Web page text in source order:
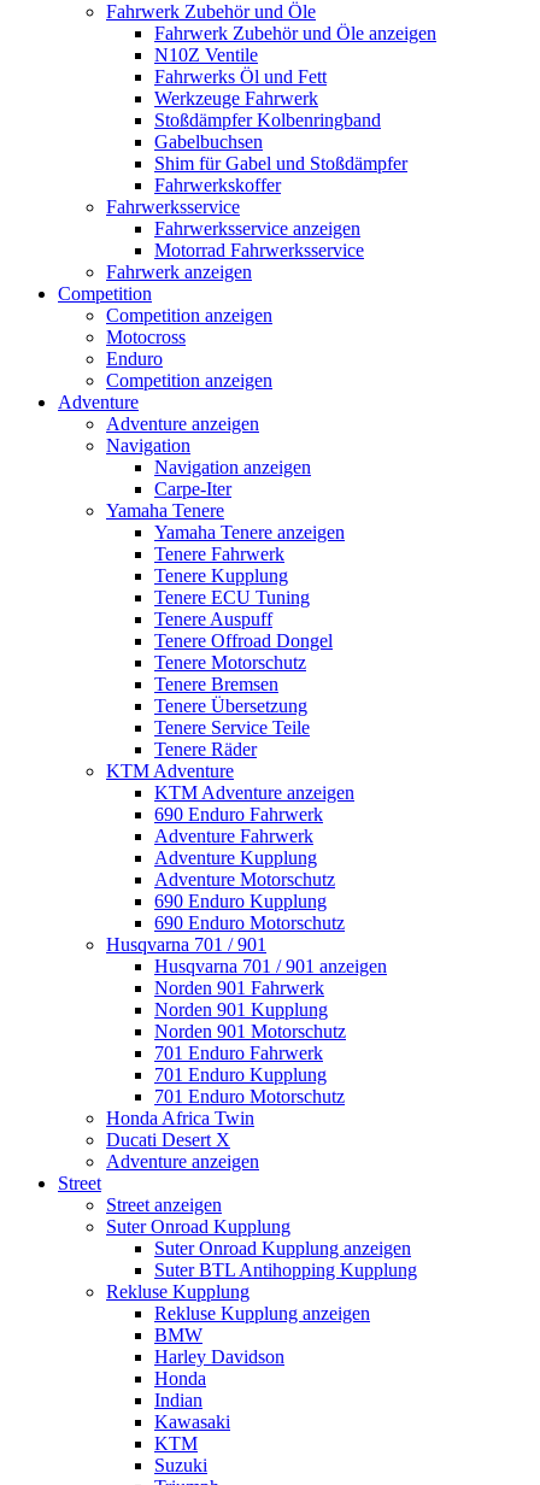
Fahrwerk Zubehör und Öle
Fahrwerk Zubehör und Öle anzeigen
N10Z Ventile
Fahrwerks Öl und Fett
Werkzeuge Fahrwerk
Stoßdämpfer Kolbenringband
Gabelbuchsen
Shim für Gabel und Stoßdämpfer
Fahrwerkskoffer
Fahrwerksservice
Fahrwerksservice anzeigen
Motorrad Fahrwerksservice
Fahrwerk anzeigen
Competition
Competition anzeigen
Motocross
Enduro
Competition anzeigen
Adventure
Adventure anzeigen
Navigation
Navigation anzeigen
Carpe-Iter
Yamaha Tenere
Yamaha Tenere anzeigen
Tenere Fahrwerk
Tenere Kupplung
Tenere ECU Tuning
Tenere Auspuff
Tenere Offroad Dongel
Tenere Motorschutz
Tenere Bremsen
Tenere Übersetzung
Tenere Service Teile
Tenere Räder
KTM Adventure
KTM Adventure anzeigen
690 Enduro Fahrwerk
Adventure Fahrwerk
Adventure Kupplung
Adventure Motorschutz
690 Enduro Kupplung
690 Enduro Motorschutz
Husqvarna 701 / 901
Husqvarna 701 / 901 anzeigen
Norden 901 Fahrwerk
Norden 901 Kupplung
Norden 901 Motorschutz
701 Enduro Fahrwerk
701 Enduro Kupplung
701 Enduro Motorschutz
Honda Africa Twin
Ducati Desert X
Adventure anzeigen
Street
Street anzeigen
Suter Onroad Kupplung
Suter Onroad Kupplung anzeigen
Suter BTL Antihopping Kupplung
Rekluse Kupplung
Rekluse Kupplung anzeigen
BMW
Harley Davidson
Honda
Indian
Kawasaki
KTM
Suzuki